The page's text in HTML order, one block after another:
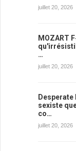
juillet 20, 2026
MOZART
…
juillet 20, 2026
Desperate
sexiste
co…
juillet 20, 2026